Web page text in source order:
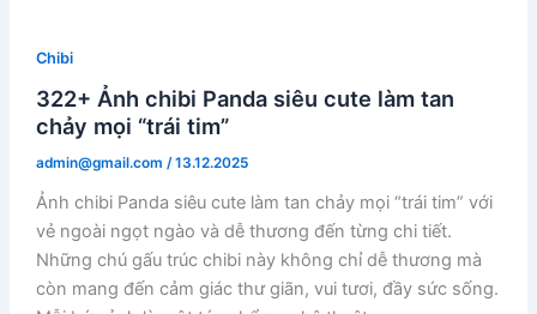
Chibi
322+ Ảnh chibi Panda siêu cute làm tan
chảy mọi “trái tim”
admin@gmail.com /13.12.2025
Ảnh chibi Panda siêu cute làm tan chảy mọi “trái tim” với
vẻ ngoài ngọt ngào và dễ thương đến từng chi tiết.
Những chú gấu trúc chibi này không chỉ dễ thương mà
còn mang đến cảm giác thư giãn, vui tươi, đầy sức sống.